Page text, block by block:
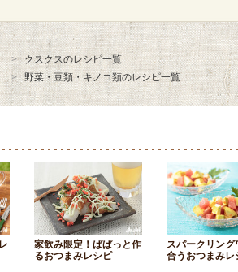
クスクスのレシピ一覧
野菜・豆類・キノコ類のレシピ一覧
家飲み限定！ぱぱっと作
るおつまみレシピ
スパークリング
合うおつまみレ